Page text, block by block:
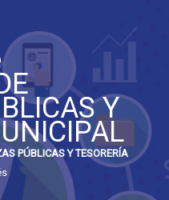
Y
PÚBLICAS Y TESORERÍA